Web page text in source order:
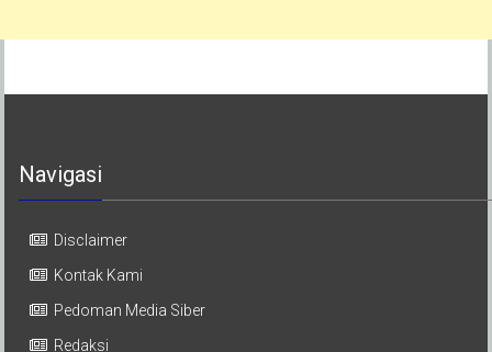
Navigasi
Disclaimer
Kontak Kami
Pedoman Media Siber
Redaksi